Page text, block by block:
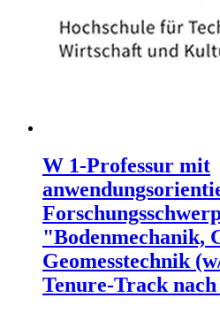
W 1-Professur mit
"Bodenmechanik,
Geomesstechnik
Tenure-Track